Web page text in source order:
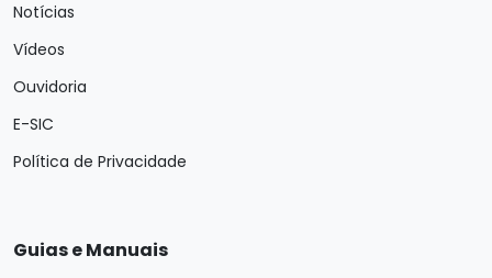
Notícias
Vídeos
Ouvidoria
E-SIC
Política de Privacidade
Guias e Manuais